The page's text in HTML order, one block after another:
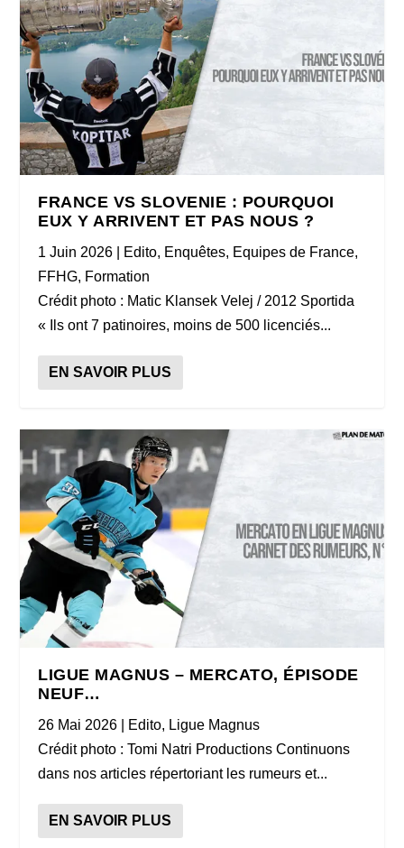
FRANCE VS SLOVENIE : POURQUOI
EUX Y ARRIVENT ET PAS NOUS ?
1 Juin 2026 Edito, Enquêtes, Equipes de France,
FFHG, Formation
Crédit photo : Matic Klansek Velej / 2012 Sportida
« Ils ont 7 patinoires, moins de 500 licenciés...
EN SAVOIR PLUS
LIGUE MAGNUS – MERCATO, ÉPISODE
NEUF…
26 Mai 2026 Edito, Ligue Magnus
Crédit photo : Tomi Natri Productions Continuons
dans nos articles répertoriant les rumeurs et...
EN SAVOIR PLUS